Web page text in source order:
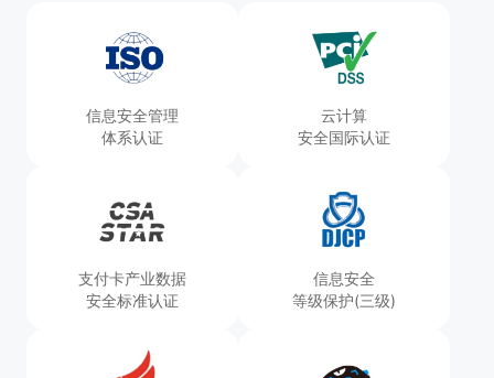
信息安全管理
体系认证
云计算
安全国际认证
支付卡产业数据
安全标准认证
信息安全
等级保护(三级)